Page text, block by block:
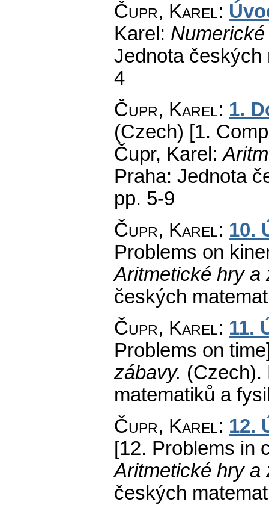
Čupr, Karel:
Karel:
Jednota
4
Čupr, Karel: 1.
(Czech) [1.
Čupr, Karel:
Praha: Jednota
pp. 5-9
Čupr, Karel: 10.
Problems on
Aritmetické hry
českých
Čupr, Karel: 11.
Problems on
zábavy. (Czech).
matematiků a
Čupr, Karel: 12.
[12. Problems in
Aritmetické hry
českých